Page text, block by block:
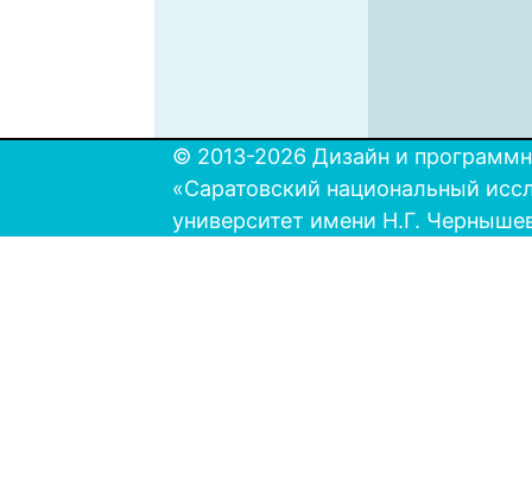
© 2013-2026 Дизайн и
«Саратовский национальный
университет имени Н.Г.